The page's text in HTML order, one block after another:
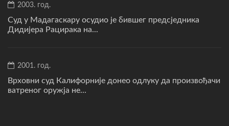
2003. год.
Суд у Мадагаскару осудио је бившег предсједника
Дидијера Рацирака на...
2001. год.
Врховни суд Калифорније донео одлуку да произвођачи
ватреног оружја не...